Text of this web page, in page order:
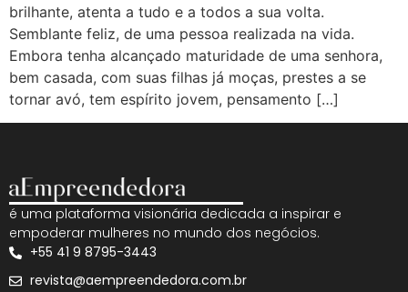
brilhante, atenta a tudo e a todos a sua volta.
Semblante feliz, de uma pessoa realizada na vida.
Embora tenha alcançado maturidade de uma senhora,
bem casada, com suas filhas já moças, prestes a se
tornar avó, tem espírito jovem, pensamento […]
é uma plataforma visionária dedicada a inspirar e
empoderar mulheres no mundo dos negócios.
+55 41 9 8795-3443
revista@aempreendedora.com.br